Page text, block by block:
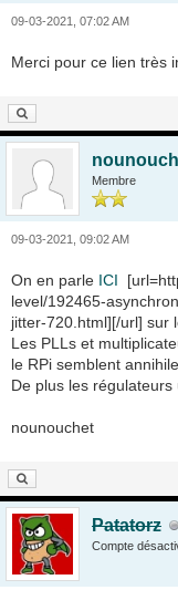
09-03-2021, 07:02 AM
Merci pour ce lien très
Membre
09-03-2021, 09:02 AM
On en parle ICI
level/192465-
jitter-720.html][/url] sur
Les PLLs et
le RPi semblent
De plus les régulateurs
nounouchet
Patatorz
Compte